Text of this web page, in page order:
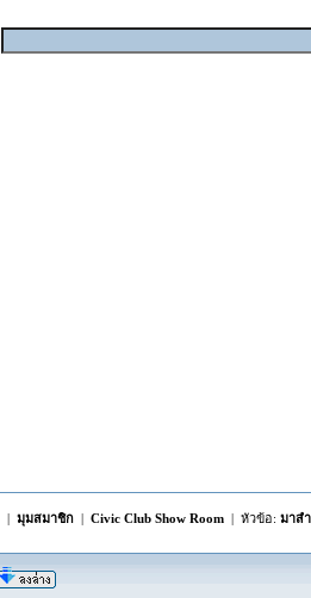
| มุมสมาชิก| Civic Club Show Room| หัวข้อ: มาส